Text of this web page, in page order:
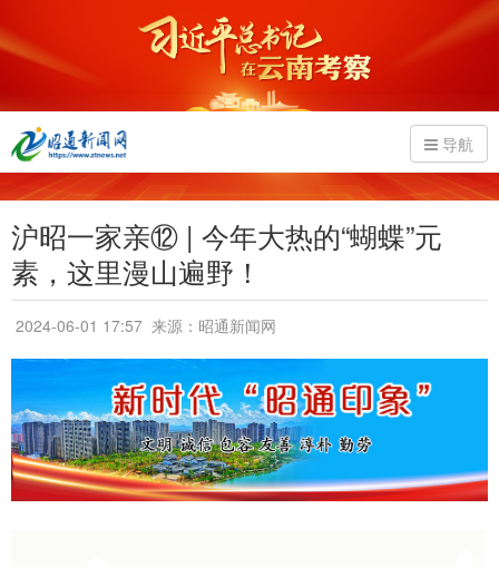
导航
沪昭一家亲⑫ | 今年大热的“蝴蝶”元
素，这里漫山遍野！
2024-06-01 17:57 来源：昭通新闻网